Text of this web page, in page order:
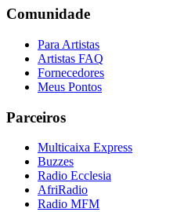
Comunidade
Para Artistas
Artistas FAQ
Fornecedores
Meus Pontos
Parceiros
Multicaixa Express
Buzzes
Radio Ecclesia
AfriRadio
Radio MFM